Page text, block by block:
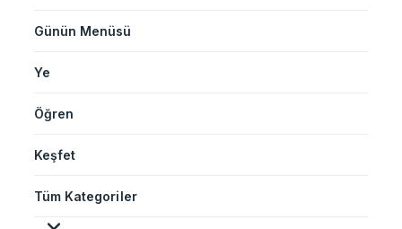
Günün Menüsü
Ye
Öğren
Keşfet
Tüm Kategoriler